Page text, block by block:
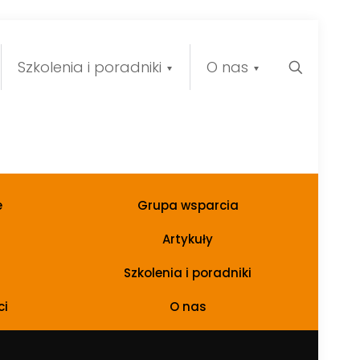
Szkolenia i poradniki O nas
Grupa wsparcia
Artykuły
Szkolenia i poradniki
O nas